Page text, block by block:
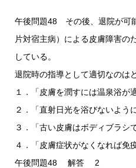
午後問題48 その後、退院が可
片対宿主病）による皮膚障害の
している。
退院時の指導として適切なのは
１．「皮膚を潤すには温泉浴が
２．「直射日光を浴びないよう
３．「古い皮膚はボディブラシ
４．「皮膚症状がなくなれば免
午後問題48 解答 2